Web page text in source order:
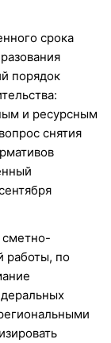
срока
порядок
и ресурсным
снятия
сметно-
работы, по